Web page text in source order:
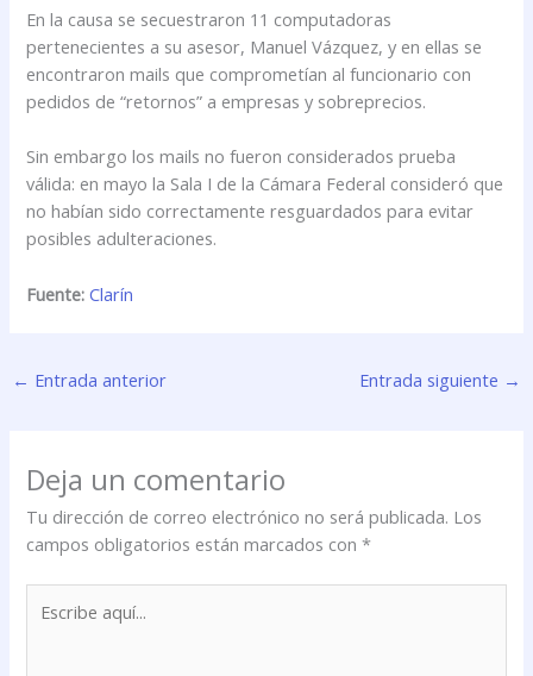
En la causa se secuestraron 11 computadoras
pertenecientes a su asesor, Manuel Vázquez, y en ellas se
encontraron mails que comprometían al funcionario con
pedidos de “retornos” a empresas y sobreprecios.
Sin embargo los mails no fueron considerados prueba
válida: en mayo la Sala I de la Cámara Federal consideró que
no habían sido correctamente resguardados para evitar
posibles adulteraciones.
Fuente: Clarín
← Entrada anterior Entrada siguiente →
Deja un comentario
Tu dirección de correo electrónico no será publicada. Los
campos obligatorios están marcados con*
aquí...